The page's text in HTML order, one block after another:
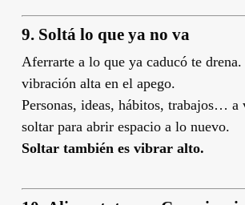
9. Soltá lo que ya no va
Aferrarte a lo que ya caducó te
vibración alta en el apego.
Personas, ideas, hábitos, trabajos… a
soltar para abrir espacio a lo nuevo.
Soltar también es vibrar alto.